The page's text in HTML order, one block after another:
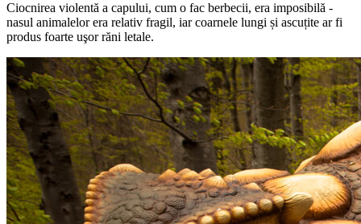
Ciocnirea violentă a capului, cum o fac berbecii, era imposibilă -
nasul animalelor era relativ fragil, iar coarnele lungi și ascuțite ar fi
produs foarte uşor răni letale.